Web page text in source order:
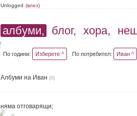
Unlogged (влез)
албуми, блог, хора,
По години: Изберете ^ По потребител: Иван ^
Албуми на Иван(0)
няма отговарящи;